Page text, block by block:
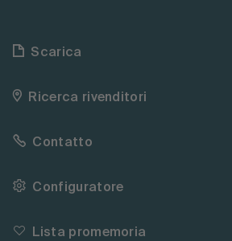
Scarica
Ricerca rivenditori
Contatto
Configuratore
Lista promemoria